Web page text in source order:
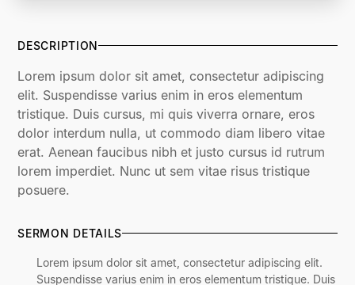
DESCRIPTION
Lorem ipsum dolor sit amet, consectetur adipiscing
elit. Suspendisse varius enim in eros elementum
tristique. Duis cursus, mi quis viverra ornare, eros
dolor interdum nulla, ut commodo diam libero vitae
erat. Aenean faucibus nibh et justo cursus id rutrum
lorem imperdiet. Nunc ut sem vitae risus tristique
posuere.
SERMON DETAILS
Lorem ipsum dolor sit amet, consectetur adipiscing elit.
Suspendisse varius enim in eros elementum tristique. Duis